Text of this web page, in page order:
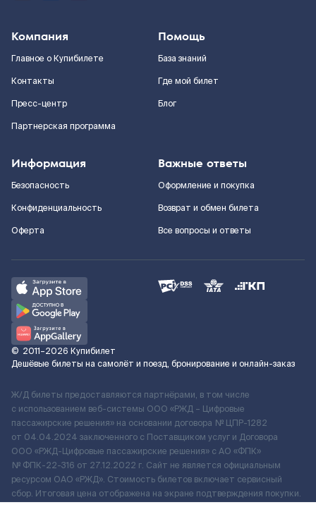
Компания
Главное о Купибилете
Контакты
Пресс-центр
Партнерская программа
Помощь
База знаний
Где мой билет
Блог
Информация
Безопасность
Конфиденциальность
Оферта
Важные ответы
Оформление и покупка
Возврат и обмен билета
Все вопросы и ответы
© 2011–2026 Купибилет
Дешёвые билеты на самолёт и поезд, бронирование и онлайн-заказ
Ж/Д билеты предоставляются партнёрами, в том числе
с использованием веб-системы ООО «РЖД – Цифровые
пассажирские решения» на основании договора № ЦПР-1282
от 04.04.2024 заключенного с Поставщиком услуг и Договора
ООО «РЖД-Цифровые пассажирские решения» c АО «ФПК»
№ ФПК-22-316 от 27.12.2022 г. Сайт не является официальным
ресурсом ОАО «РЖД». Стоимость билетов включает сервисный
сбор. Итоговая цена отображена на экране подтверждения покупки.